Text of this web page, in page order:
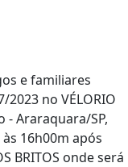
e familiares
no VÉLORIO
- Araraquara/SP,
16h00m após
BRITOS onde será